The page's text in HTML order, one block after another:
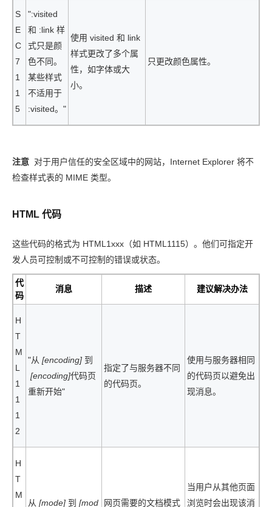
S
E
C
7
1
1
5
":visited
和 :link 样
式只是颜
色不同。
某些样式
不适用于
:visited。"
使用 visited 和 link
样式更改了多个属
性，如字体或大
小。
只更改颜色属性。
注意 对于用户信任的安全区域中的网站，Internet Explorer 将不
检查样式表的 MIME 类型。
HTML 代码
这些代码的格式为 HTML1xxx（如 HTML1115）。他们可指定开
发人员可控制或不可控制的错误或状态。
代
码
消息 描述 建议解决办法
H
T
M
L
1
1
1
2
"从 [encoding] 到
[encoding]代码页
重新开始"
指定了与服务器不同
的代码页。
使用与服务器相同
的代码页以避免出
现消息。
H
T
M
从 [mode] 到 [mod 网页需要的文档模式
当用户从其他页面
浏览时会出现该消